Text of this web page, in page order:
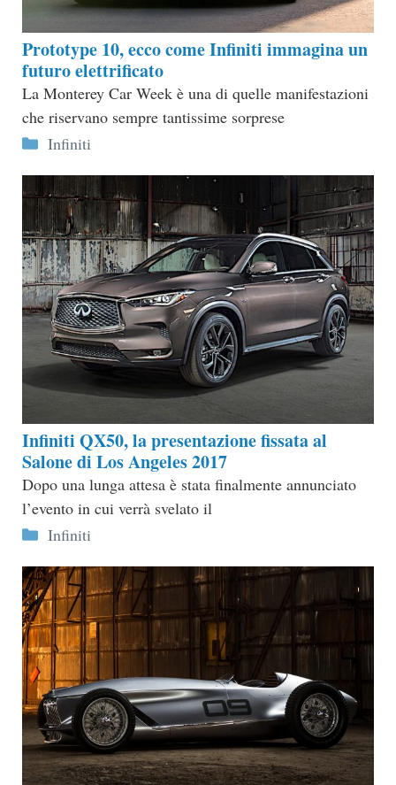
Prototype 10, ecco come Infiniti immagina un
futuro elettrificato
La Monterey Car Week è una di quelle manifestazioni
che riservano sempre tantissime sorprese
Categorie
Infiniti
Infiniti QX50, la presentazione fissata al
Salone di Los Angeles 2017
Dopo una lunga attesa è stata finalmente annunciato
l’evento in cui verrà svelato il
Categorie
Infiniti